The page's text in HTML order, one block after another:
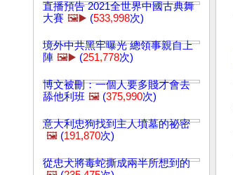
直播預告 2021全世界中國古典舞
大賽 🖼️▶️ (533,998次)
境外中共黑牢曝光 總領事親自上
陣 🖼️▶️ (251,778次)
博文被刪：一個人要多賤才會去
舔他利班 🖼️ (375,990次)
意大利忠狗找到主人墳墓的祕密
🖼️ (191,870次)
從忠犬將毒蛇撕成兩半所想到的